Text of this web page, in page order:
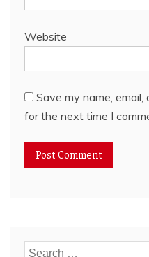
Website
Save my name,
for the next time I
Search